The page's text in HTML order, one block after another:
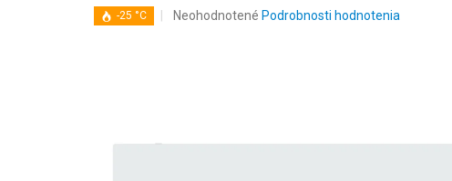
-25 °C
Priemerné
Neohodnotené Podrobnosti hodnotenia